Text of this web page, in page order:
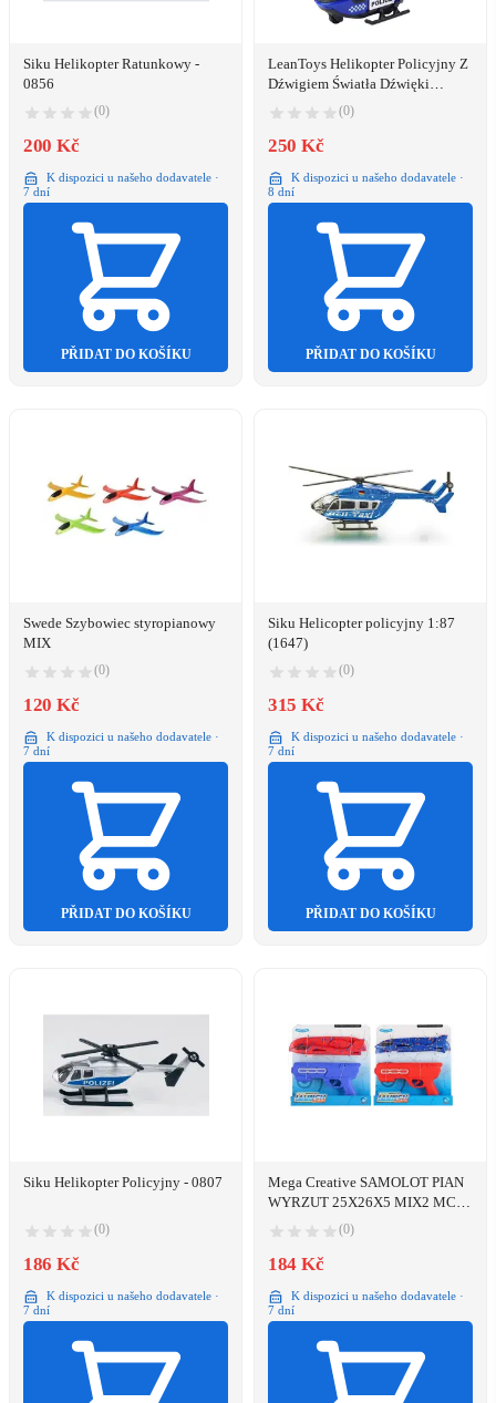
Siku Helikopter Ratunkowy -
0856
(0)
200 Kč
K dispozici u našeho dodavatele ·
7 dní
PŘIDAT DO KOŠÍKU
LeanToys Helikopter Policyjny Z
Dźwigiem Światła Dźwięki
(0)
250 Kč
K dispozici u našeho dodavatele ·
8 dní
PŘIDAT DO KOŠÍKU
Swede Szybowiec styropianowy
MIX
(0)
120 Kč
K dispozici u našeho dodavatele ·
7 dní
PŘIDAT DO KOŠÍKU
Siku Helicopter policyjny 1:87
(1647)
(0)
315 Kč
K dispozici u našeho dodavatele ·
7 dní
PŘIDAT DO KOŠÍKU
Siku Helikopter Policyjny - 0807
(0)
186 Kč
K dispozici u našeho dodavatele ·
7 dní
Mega Creative SAMOLOT PIAN
WYRZUT 25X26X5 MIX2 MC
(0)
184 Kč
K dispozici u našeho dodavatele ·
7 dní